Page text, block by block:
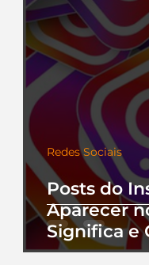
Posts do
Aparecer
Significa e
Perfil
Redes Sociais